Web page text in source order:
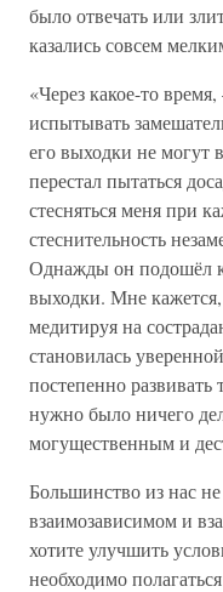
было отвечать или
казались совсем
«Через какое-то
испытывать
его выходки не могут
перестал пытаться
стесняться меня при
стеснительность
Однажды он подошёл
выходки. Мне
медитируя на
становилась
постепенно
нужно было ничего
могущественным и
Большинство из нас
взаимозависимом и
хотите улучшить
необходимо